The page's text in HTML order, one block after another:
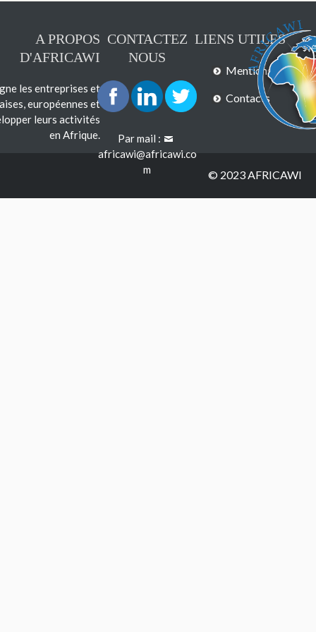
A PROPOS
D'AFRICAWI
les entreprises et
européennes et
leurs activités
en Afrique.
CONTACTEZ
NOUS
Par mail :
africawi@africawi.co
m
LIENS UTILES
Mentions légales
Contacts
© 2023 AFRICAWI